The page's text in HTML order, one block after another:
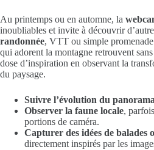
Au printemps ou en automne, la
inoubliables et invite à découvrir
randonnée, VTT ou simple
qui adorent la montagne retrouvent
dose d’inspiration en observant la
du paysage.
Suivre l’évolution du panorama
Observer la faune locale,
portions de caméra.
Capturer des idées de balades
directement inspirés par les